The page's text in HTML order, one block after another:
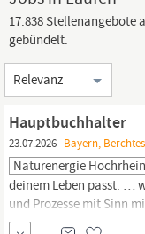
17.838 Stellenangebote
gebündelt.
Sortierung
Hauptbuchhalter
23.07.2026 Bayern,
Naturenergie
deinem Leben passt. …
und Prozesse mit Sinn
- 100%
Laufenburg